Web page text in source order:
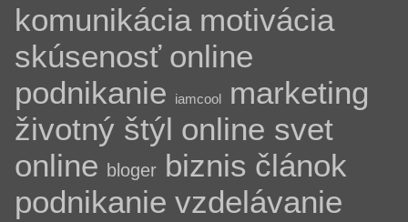
komunikácia motivácia
skúsenosť online
podnikanie
iamcool
marketing
životný štýl online svet
online bloger biznis článok
podnikanie vzdelávanie